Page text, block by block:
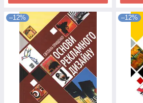
–12% –12%